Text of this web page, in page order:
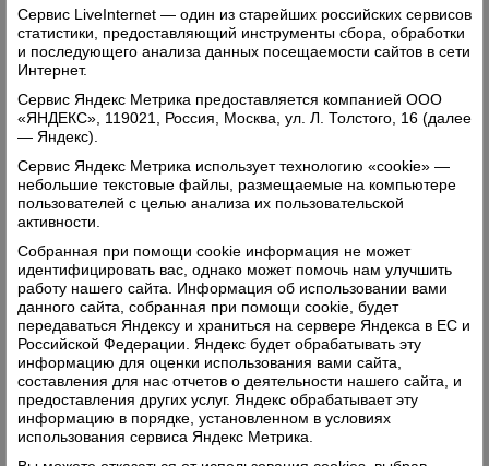
Поделиться
Комментарии (0)
Оставить комментарий
Сервис LiveInternet — один из старейших российских сервисов
статистики, предоставляющий инструменты сбора, обработки
и последующего анализа данных посещаемости сайтов в сети
Интернет.
Сервис Яндекс Метрика предоставляется компанией ООО
«ЯНДЕКС», 119021, Россия, Москва, ул. Л. Толстого, 16 (далее
— Яндекс).
Сервис Яндекс Метрика использует технологию «cookie» —
небольшие текстовые файлы, размещаемые на компьютере
пользователей с целью анализа их пользовательской
активности.
Собранная при помощи cookie информация не может
идентифицировать вас, однако может помочь нам улучшить
работу нашего сайта. Информация об использовании вами
данного сайта, собранная при помощи cookie, будет
передаваться Яндексу и храниться на сервере Яндекса в ЕС и
Российской Федерации. Яндекс будет обрабатывать эту
информацию для оценки использования вами сайта,
составления для нас отчетов о деятельности нашего сайта, и
предоставления других услуг. Яндекс обрабатывает эту
информацию в порядке, установленном в условиях
использования сервиса Яндекс Метрика.